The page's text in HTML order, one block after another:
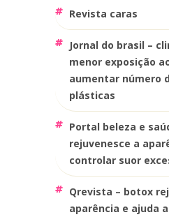
revista caras
jornal do brasil – clima mais ameno e
menor exposição
aumentar número
plásticas
portal beleza e saúde – botox
rejuvenesce a
controlar suor
qrevista – botox rejuvenesce a
aparência e ajuda